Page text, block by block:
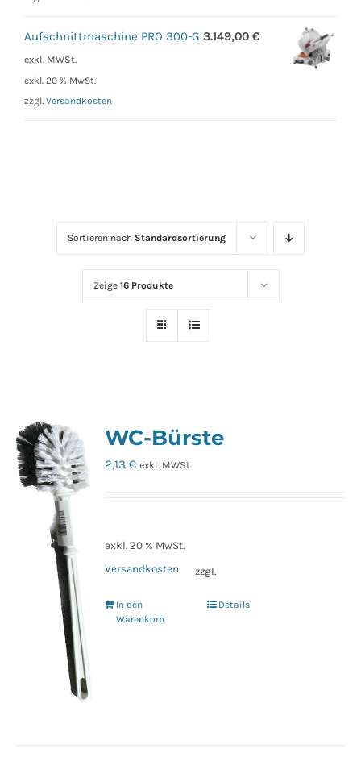
Sortieren nach Standardsortierung
Zeige 16 Produkte
WC-Bürste
2,13€ exkl. MWSt.
exkl. 20 % MwSt.
zzgl.
Versandkosten
In den
Warenkorb
Details
Aufschnittmaschine PRO 300-G 3.149,00 €
exkl. MWSt.
exkl. 20 % MwSt.
zzgl. Versandkosten